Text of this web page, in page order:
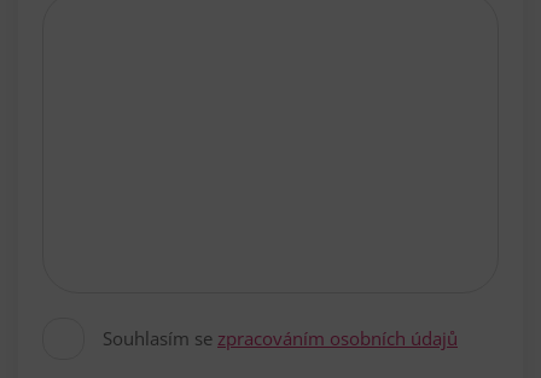
Souhlasím se zpracováním osobních údajů